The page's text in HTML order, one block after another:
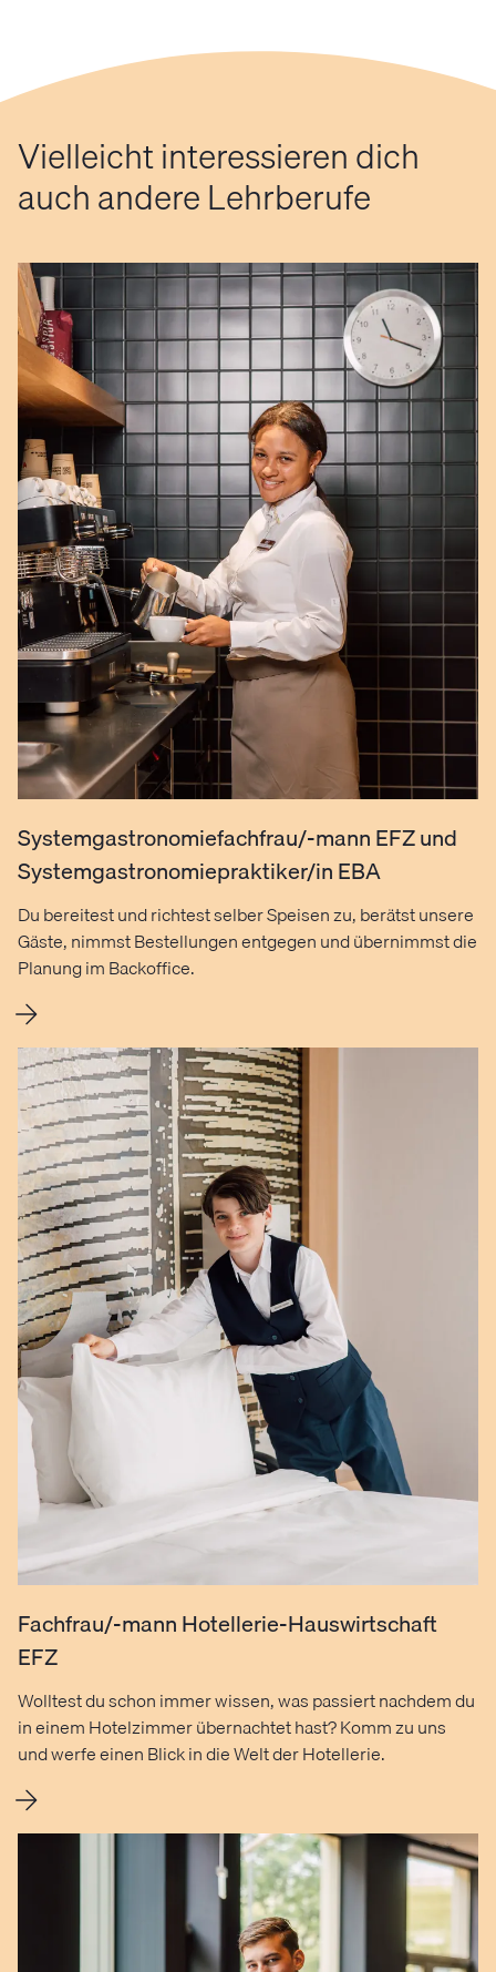
Vielleicht interessieren dich
auch andere Lehrberufe
Systemgastronomiefachfrau/-mann EFZ und
Systemgastronomiepraktiker/in EBA
Du bereitest und richtest selber Speisen zu, berätst unsere
Gäste, nimmst Bestellungen entgegen und übernimmst die
Planung im Backoffice.
Fachfrau/-mann Hotellerie-Hauswirtschaft
EFZ
Wolltest du schon immer wissen, was passiert nachdem du
in einem Hotelzimmer übernachtet hast? Komm zu uns
und werfe einen Blick in die Welt der Hotellerie.